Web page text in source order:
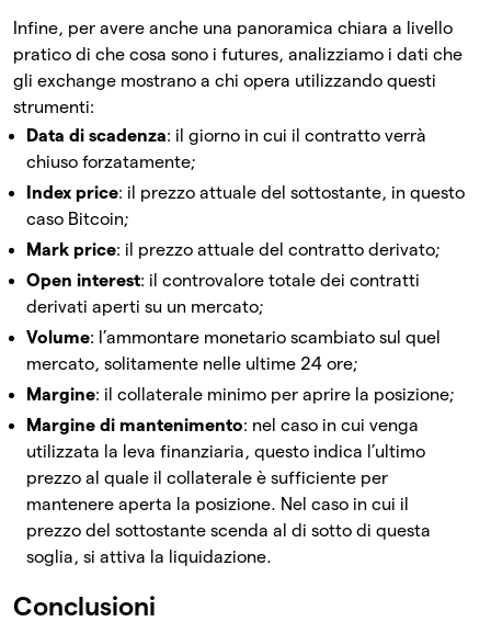
Infine, per avere anche una panoramica chiara a livello
pratico di che cosa sono i futures, analizziamo i dati che
gli exchange mostrano a chi opera utilizzando questi
strumenti:
Data di scadenza: il giorno in cui il contratto verrà
chiuso forzatamente;
Index price: il prezzo attuale del sottostante, in questo
caso Bitcoin;
Mark price: il prezzo attuale del contratto derivato;
Open interest: il controvalore totale dei contratti
derivati aperti su un mercato;
Volume: l’ammontare monetario scambiato sul quel
mercato, solitamente nelle ultime 24 ore;
Margine: il collaterale minimo per aprire la posizione;
Margine di mantenimento: nel caso in cui venga
utilizzata la leva finanziaria, questo indica l’ultimo
prezzo al quale il collaterale è sufficiente per
mantenere aperta la posizione. Nel caso in cui il
prezzo del sottostante scenda al di sotto di questa
soglia, si attiva la liquidazione.
Conclusioni